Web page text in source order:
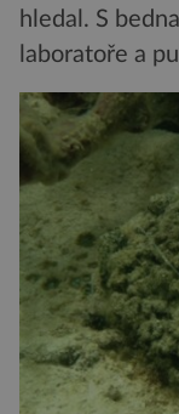
hledal. S
laboratoře a